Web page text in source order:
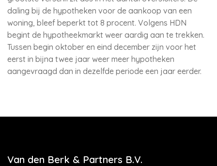
daling bij de hypotheken voor de aankoop van een
woning, bleef beperkt tot 8 procent. Volgens HDN
begint de hypotheekmarkt weer aardig aan te trekken.
Tussen begin oktober en eind december zijn voor het
eerst in bijna twee jaar weer meer hypotheken
aangevraagd dan in dezelfde periode een jaar eerder.
Van den Berk & Partners B.V.